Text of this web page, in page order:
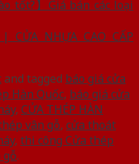
tốt?】Giá bán các loại
CỬA NHỰA CAO CẤP
and tagged báo giá cửa
Hàn Quốc, báo giá cửa
, CỬA THÉP HÀN
vân gỗ, cửa thoát
, thi công Cửa thép
gỗ.